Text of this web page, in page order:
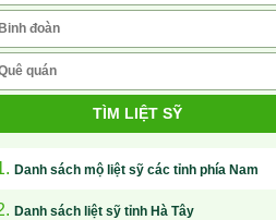
TÌM LIỆT SỸ
Danh sách mộ liệt sỹ các tỉnh phía Nam
Danh sách liệt sỹ tỉnh Hà Tây